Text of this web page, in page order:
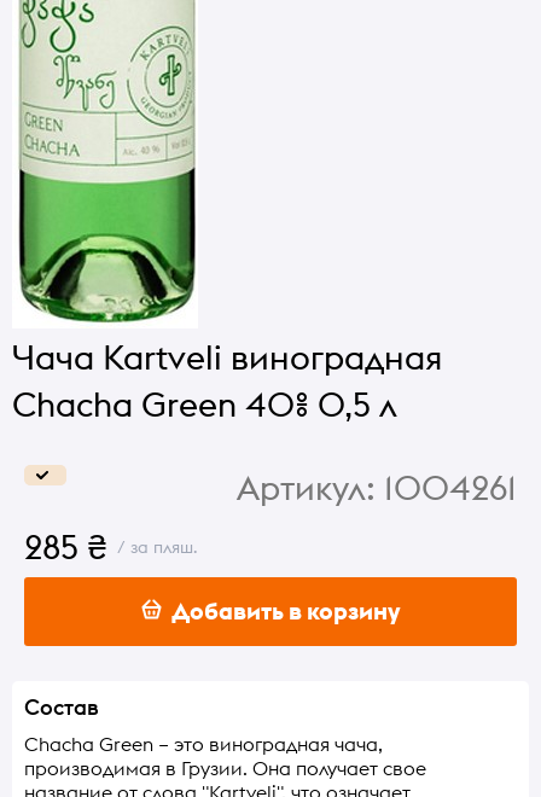
Чача Kartveli виноградная
Chacha Green 40% 0,5 л
Артикул: 1004261
285 ₴ / за пляш.
Добавить в корзину
Состав
Сhacha Green – это виноградная чача,
производимая в Грузии. Она получает свое
название от слова "Kartveli", что означает